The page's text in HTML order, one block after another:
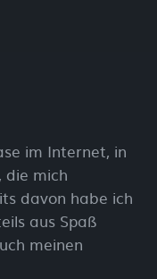
im Internet, in
die mich
davon habe ich
aus Spaß
meinen